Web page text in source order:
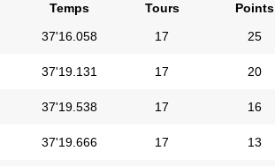
Temps Tours Points
37'16.058 17 25
37'19.131 17 20
37'19.538 17 16
37'19.666 17 13